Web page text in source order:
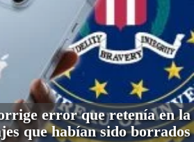
error que retenía en la
que habían sido borrados